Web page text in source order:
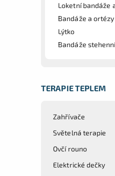
Loketní bandáže
Bandáže a
Lýtko
Bandáže
TERAPIE TEPLEM
Zahřívače
Světelná terapie
Ovčí rouno
Elektrické dečky